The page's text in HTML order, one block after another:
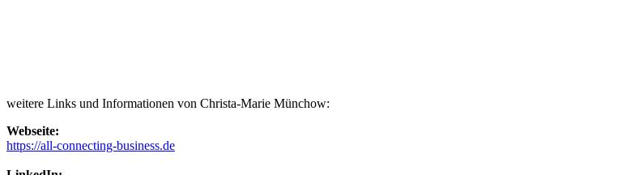
weitere Links und Informationen von Christa-Marie Münchow:
Webseite:
https://all-connecting-business.de